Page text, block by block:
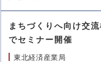
まちづくりへ向け交
でセミナー開催
東北経済産業局